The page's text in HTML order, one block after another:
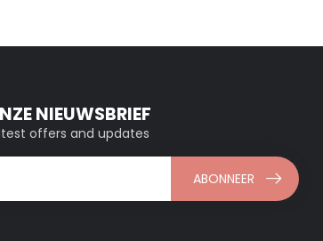
NIEUWSBRIEF
offers and updates
ABONNEER